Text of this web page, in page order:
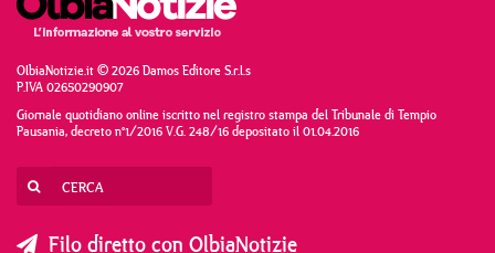
OlbiaNotizie.it © 2026 Damos Editore S.r.l.s
P.IVA 02650290907
Giornale quotidiano online iscritto nel registro stampa del Tribunale di Tempio
Pausania, decreto n°1/2016 V.G. 248/16 depositato il 01.04.2016
Filo diretto con OlbiaNotizie